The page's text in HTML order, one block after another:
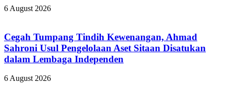
6 August 2026
Cegah Tumpang Tindih Kewenangan, Ahmad
Sahroni Usul Pengelolaan Aset Sitaan Disatukan
dalam Lembaga Independen
6 August 2026